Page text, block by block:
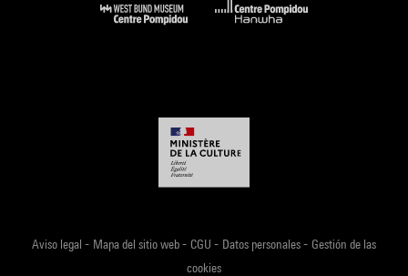
Aviso legal - Mapa del sitio web- CGU - Datos personales- Gestión de las
cookies